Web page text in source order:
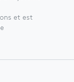
et est